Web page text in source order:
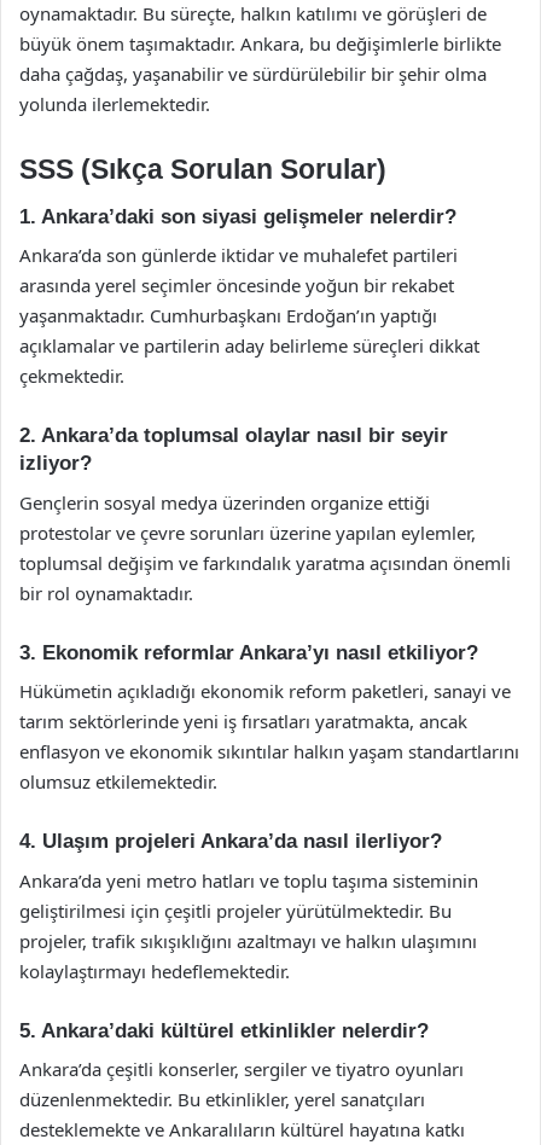
oynamaktadır. Bu süreçte, halkın katılımı ve görüşleri de
büyük önem taşımaktadır. Ankara, bu değişimlerle birlikte
daha çağdaş, yaşanabilir ve sürdürülebilir bir şehir olma
yolunda ilerlemektedir.
SSS (Sıkça Sorulan Sorular)
1. Ankara’daki son siyasi gelişmeler nelerdir?
Ankara’da son günlerde iktidar ve muhalefet partileri
arasında yerel seçimler öncesinde yoğun bir rekabet
yaşanmaktadır. Cumhurbaşkanı Erdoğan’ın yaptığı
açıklamalar ve partilerin aday belirleme süreçleri dikkat
çekmektedir.
2. Ankara’da toplumsal olaylar nasıl bir seyir
izliyor?
Gençlerin sosyal medya üzerinden organize ettiği
protestolar ve çevre sorunları üzerine yapılan eylemler,
toplumsal değişim ve farkındalık yaratma açısından önemli
bir rol oynamaktadır.
3. Ekonomik reformlar Ankara’yı nasıl etkiliyor?
Hükümetin açıkladığı ekonomik reform paketleri, sanayi ve
tarım sektörlerinde yeni iş fırsatları yaratmakta, ancak
enflasyon ve ekonomik sıkıntılar halkın yaşam standartlarını
olumsuz etkilemektedir.
4. Ulaşım projeleri Ankara’da nasıl ilerliyor?
Ankara’da yeni metro hatları ve toplu taşıma sisteminin
geliştirilmesi için çeşitli projeler yürütülmektedir. Bu
projeler, trafik sıkışıklığını azaltmayı ve halkın ulaşımını
kolaylaştırmayı hedeflemektedir.
5. Ankara’daki kültürel etkinlikler nelerdir?
Ankara’da çeşitli konserler, sergiler ve tiyatro oyunları
düzenlenmektedir. Bu etkinlikler, yerel sanatçıları
desteklemekte ve Ankaralıların kültürel hayatına katkı